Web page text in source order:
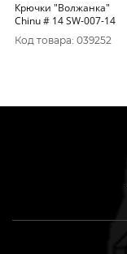
Крючки "Волжанка"
Chinu # 14 SW-007-14
Код товара: 039252